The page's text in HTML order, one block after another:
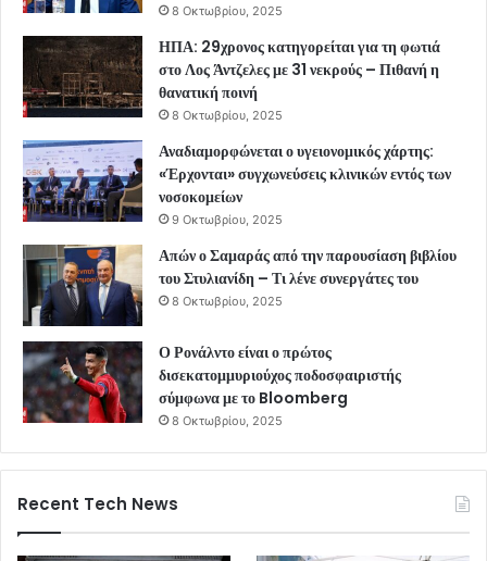
8 Οκτωβρίου, 2025
ΗΠΑ: 29χρονος κατηγορείται για τη φωτιά
στο Λος Άντζελες με 31 νεκρούς – Πιθανή η
θανατική ποινή
8 Οκτωβρίου, 2025
Αναδιαμορφώνεται ο υγειονομικός χάρτης:
«Έρχονται» συγχωνεύσεις κλινικών εντός των
νοσοκομείων
9 Οκτωβρίου, 2025
Απών ο Σαμαράς από την παρουσίαση βιβλίου
του Στυλιανίδη – Τι λένε συνεργάτες του
8 Οκτωβρίου, 2025
Ο Ρονάλντο είναι ο πρώτος
δισεκατομμυριούχος ποδοσφαιριστής
σύμφωνα με το Bloomberg
8 Οκτωβρίου, 2025
Recent Tech News